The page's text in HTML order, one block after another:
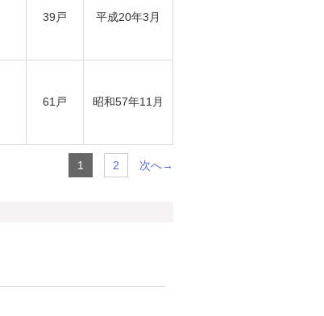
39戸 平成20年3月
61戸 昭和57年11月
1 2 次へ→